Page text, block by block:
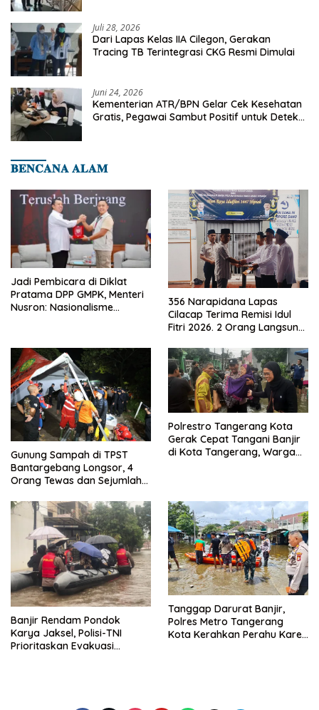
Juli 28, 2026
Dari Lapas Kelas IIA Cilegon, Gerakan
Tracing TB Terintegrasi CKG Resmi Dimulai
Juni 24, 2026
Kementerian ATR/BPN Gelar Cek Kesehatan
Gratis, Pegawai Sambut Positif untuk Deteksi
𝐁𝐄𝐍𝐂𝐀𝐍𝐀 𝐀𝐋𝐀𝐌
Jadi Pembicara di Diklat
Pratama DPP GMPK, Menteri
Nusron: Nasionalisme
356 Narapidana Lapas
Cilacap Terima Remisi Idul
Fitri 2026. 2 Orang Langsung
Gunung Sampah di TPST
Bantargebang Longsor, 4
Orang Tewas dan Sejumlah
Polrestro Tangerang Kota
Gerak Cepat Tangani Banjir
di Kota Tangerang, Warga
Banjir Rendam Pondok
Karya Jaksel, Polisi-TNI
Prioritaskan Evakuasi
Tanggap Darurat Banjir,
Polres Metro Tangerang
Kota Kerahkan Perahu Karet